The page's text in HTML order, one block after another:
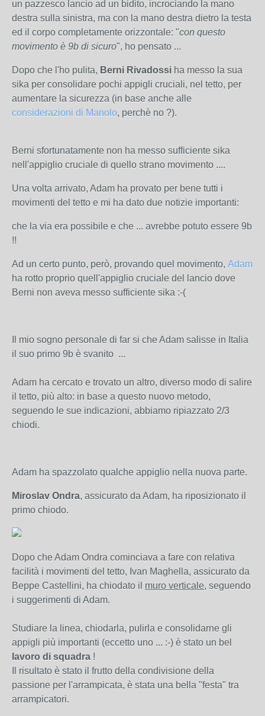
un pazzesco lancio ad un bidito, incrociando la mano
destra sulla sinistra, ma con la mano destra dietro la testa
ed il corpo completamente orizzontale: "con questo
movimento è 9b di sicuro", ho pensato ...
Dopo che l'ho pulita, Berni Rivadossi ha messo la sua
sika per consolidare pochi appigli cruciali, nel tetto, per
aumentare la sicurezza (in base anche alle
considerazioni di Manolo, perchè no ?).
Berni sfortunatamente non ha messo sufficiente sika
nell'appiglio cruciale di quello strano movimento ....
Una volta arrivato, Adam ha provato per bene tutti i
movimenti del tetto e mi ha dato due notizie importanti:
che la via era possibile e che ... avrebbe potuto essere 9b
!!
Ad un certo punto, però, provando quel movimento, Adam
ha rotto proprio quell'appiglio cruciale del lancio dove
Berni non aveva messo sufficiente sika :-(
Il mio sogno personale di far si che Adam salisse in Italia
il suo primo 9b è svanito ...
Adam ha cercato e trovato un altro, diverso modo di salire
il tetto, più alto: in base a questo nuovo metodo,
seguendo le sue indicazioni, abbiamo ripiazzato 2/3
chiodi.
Adam ha spazzolato qualche appiglio nella nuova parte.
Miroslav Ondra, assicurato da Adam, ha riposizionato il
primo chiodo.
Dopo che Adam Ondra cominciava a fare con relativa
facilità i movimenti del tetto, Ivan Maghella, assicurato da
Beppe Castellini, ha chiodato il muro verticale, seguendo
i suggerimenti di Adam.
Studiare la linea, chiodarla, pulirla e consolidarne gli
appigli più importanti (eccetto uno ... :-) è stato un bel
lavoro di squadra !
Il risultato è stato il frutto della condivisione della
passione per l'arrampicata, è stata una bella "festa" tra
arrampicatori.